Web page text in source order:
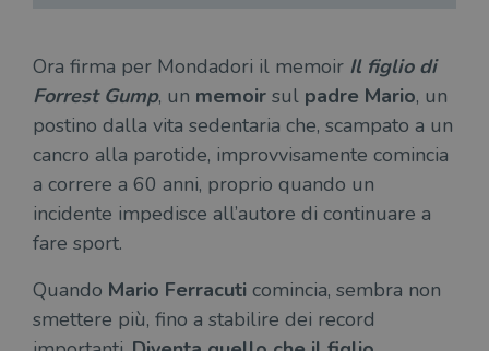
Ora firma per Mondadori il memoir Il figlio di
Forrest Gump, un memoir sul padre Mario, un
postino dalla vita sedentaria che, scampato a un
cancro alla parotide, improvvisamente comincia
a correre a 60 anni, proprio quando un
incidente impedisce all’autore di continuare a
fare sport.
Quando Mario Ferracuti comincia, sembra non
smettere più, fino a stabilire dei record